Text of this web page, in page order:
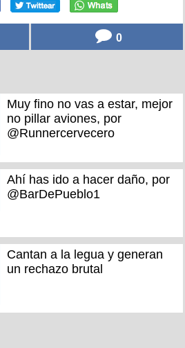
0
Muy fino no vas a estar, mejor
no pillar aviones, por
@Runnercervecero
Ahí has ido a hacer daño, por
@BarDePueblo1
Cantan a la legua y generan
un rechazo brutal